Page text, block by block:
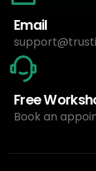
Email
Free
Book an